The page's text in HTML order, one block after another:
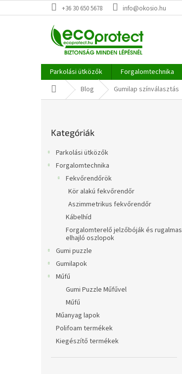
a
+36 30 650 5678 info@okosio.hu
Parkolási ütközők Forgalomtechnika
Kezdőlap
Blog Gumilap színválasztás
átugrása
Kategóriák
Parkolási ütközők
Forgalomtechnika
Fekvőrendőrök
Kör alakú fekvőrendőr
Aszimmetrikus fekvőrendőr
Kábelhíd
Forgalomterelő jelzőbóják és rugalmas
elhajló oszlopok
Gumi puzzle
Gumilapok
Műfű
Gumi Puzzle Műfűvel
Műfű
Műanyag lapok
Polifoam termékek
Kiegészítő termékek